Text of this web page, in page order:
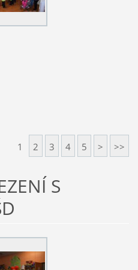
1 2 3 4 5 > >>
S